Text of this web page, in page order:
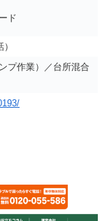
ド
プ作業）／台所混合